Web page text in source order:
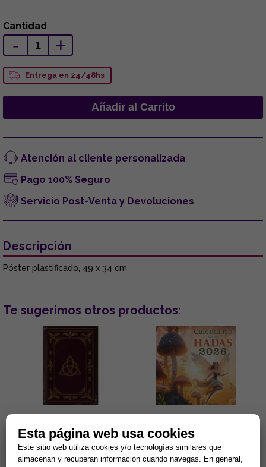
Cantidad
- +
Entrega en 24/48hs
Atención al cliente personalizada
Pago 100% Seguro
Servicio Post-Venta y Devoluciones
Descripción
Póster plastificado, 49 x 34 cm
Te sugerimos otros productos:
(LIBRO EN BLANCO 168 PAG.)
2026
Calendario de las Hadas 2026
...
Esta página web usa cookies
Este sitio web utiliza cookies y/o tecnologías similares que
almacenan y recuperan información cuando navegas. En general,